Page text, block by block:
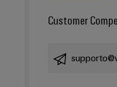
Customer